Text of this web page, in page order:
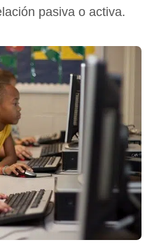
pasiva o activa.